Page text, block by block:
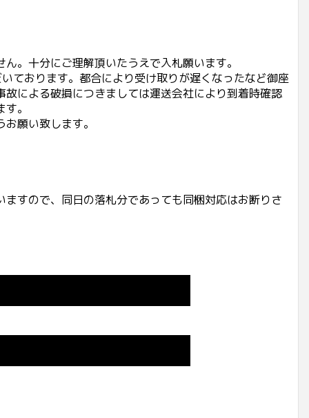
。十分にご理解頂いたうえで入札願います。
ております。都合により受け取りが遅くなったなど御座
による破損につきましては運送会社により到着時確認
。
願い致します。
すので、同日の落札分であっても同梱対応はお断りさ